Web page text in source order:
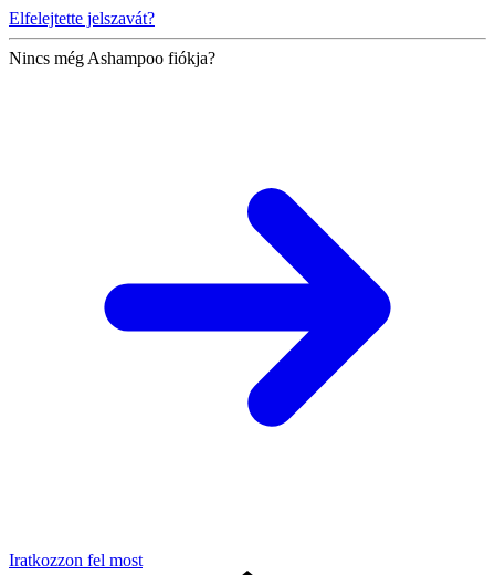
Elfelejtette jelszavát?
Nincs még Ashampoo fiókja?
Iratkozzon fel most